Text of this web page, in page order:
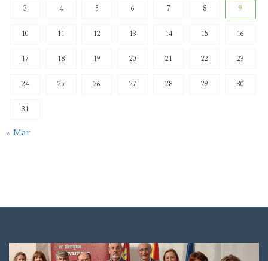
3 4 5 6 7 8 9
10 11 12 13 14 15 16
17 18 19 20 21 22 23
24 25 26 27 28 29 30
31
« Mar